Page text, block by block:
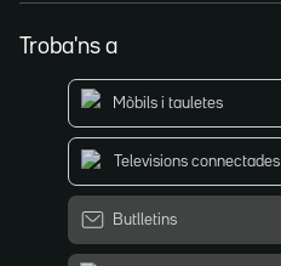
Troba'ns a
Mòbils i tauletes
Televisions connectades
Butlletins